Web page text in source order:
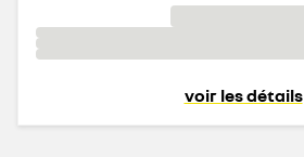
voir les détails